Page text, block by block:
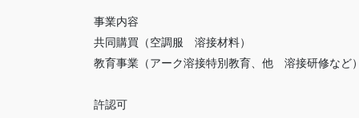
事業内容
共同購買（空調服 溶接材料）
教育事業（アーク溶接特別教育、他 溶接研修など
許認可